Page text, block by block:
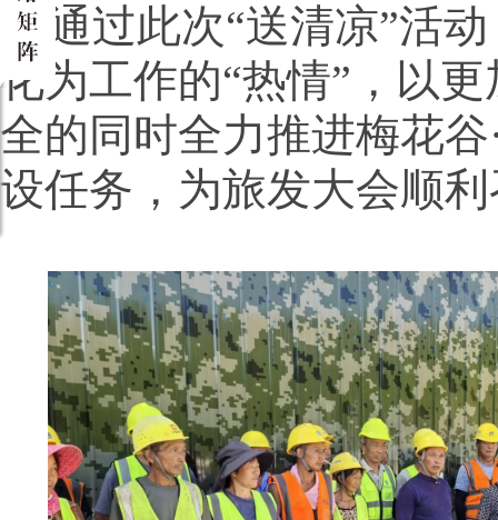
通过此次“送清凉”活
化为工作的“热情”，以
全的同时全力推进梅花
设任务，为旅发大会顺